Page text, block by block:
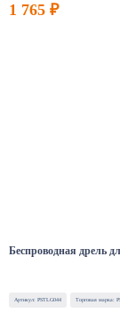
1 765 ₽
Беспроводная дрель
Артикул: PSTLG044 Торговая марка: